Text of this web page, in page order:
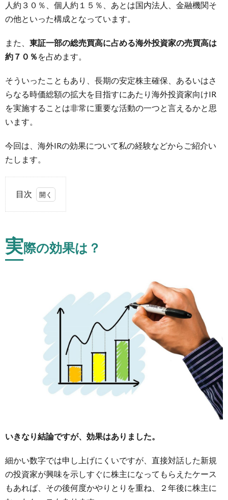
人約３０％、個人約１５％、あとは国内法人、金融機関そ
の他といった構成となっています。
また、 東証一部の総売買高に占める海外投資家の売買高は
約７０％ を占めます。
そういったこともあり、長期の安定株主確保、あるいはさ
らなる時価総額の拡大を目指すにあたり海外投資家向けIR
を実施することは非常に重要な活動の一つと言えるかと思
います。
今回は、海外IRの効果について私の経験などからご紹介い
たします。
目次
1.
果
は？
に証
依
頼。
タイ
実際の効果は？
いきなり結論ですが、効果はありました。
細かい数字では申し上げにくいですが、直接対話した新規
の投資家が興味を示しすぐに株主になってもらえたケース
もあれば、その後何度かやりとりを重ね、２年後に株主に